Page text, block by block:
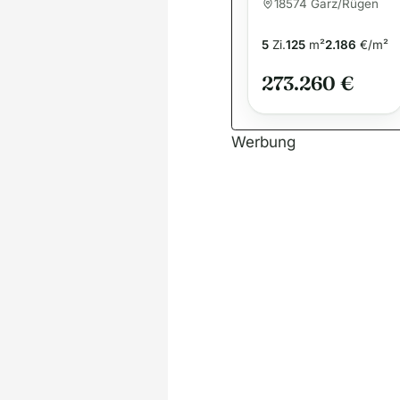
Traumhaus für
Familie
18574 Garz/Rügen
5 Zi.125 m²2.186 €/m²
273.260 €
Werbung